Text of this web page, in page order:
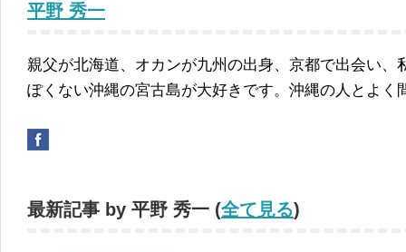
平野 秀一
親父が北海道、オカンが九州の出身、京都で出会い、
ぽくない沖縄の宮古島が大好きです。沖縄の人とよく
最新記事 by 平野 秀一 (全て見る)